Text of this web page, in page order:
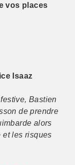
vos places
Isaaz
Bastien
de prendre
alors
et les risques